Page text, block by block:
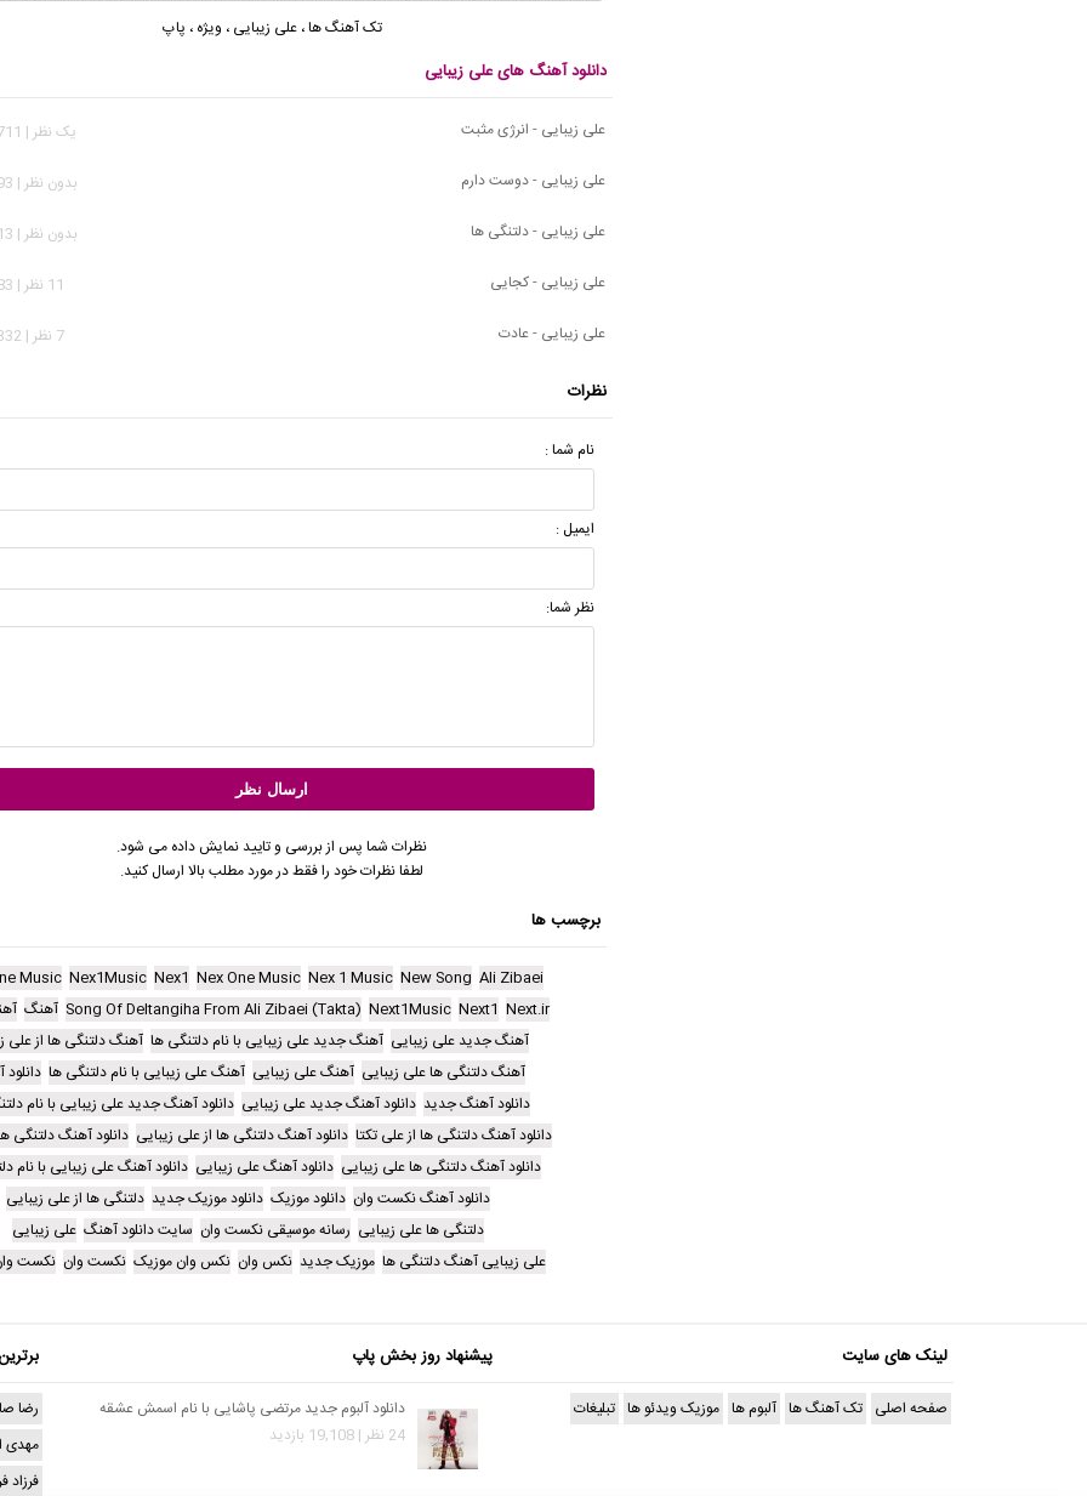
تک آهنگ ها،علی زیبایی ، ویژه ، پاپ
دانلود آهنگ های علی زیبایی
علی زیبایی - انرژی مثبت
يک نظر | 30,711 بازدید
علی زیبایی - دوست دارم
بدون نظر | 7,393 بازدید
علی زیبایی - دلتنگی ها
بدون نظر | 3,313 بازدید
علی زیبایی - کجایی
11 نظر | 8,883 بازدید
علی زیبایی - عادت
7 نظر | 14,332 بازدید
نظرات
نام شما :
ایمیل :
نظر شما:
نظرات شما پس از بررسی و تایید نمایش داده می شود.
لطفا نظرات خود را فقط در مورد مطلب بالا ارسال کنید.
برچسب ها
Ali Zibaei
New Song
Nex 1 Music
Nex One Music
Nex1
Nex1Music
Music
Next.ir
Next1
Next1Music
Song Of Deltangiha From Ali Zibaei (Takta) آهنگ
آهنگ جدید علی زیبایی آهنگ جدید علی زیبایی با نام دلتنگی ها آهنگ دلتنگی ها از علی
آهنگ دلتنگی ها علی زیبایی آهنگ علی زیبایی آهنگ علی زیبایی با نام دلتنگی ها
دانلود آهنگ جدید دانلود آهنگ جدید علی زیبایی دانلود آهنگ جدید علی زیبایی با نام
دانلود آهنگ دلتنگی ها از علی تکتا دانلود آهنگ دلتنگی ها از علی زیبایی دانلود آهنگ دلتنگی
دانلود آهنگ دلتنگی ها علی زیبایی دانلود آهنگ علی زیبایی دانلود آهنگ علی زیبایی با نام
دانلود آهنگ نکست وان دانلود موزیک دانلود موزیک جدید دلتنگی ها از علی زیبایی
دلتنگی ها علی زیبایی رسانه موسیقی نکست وان سایت دانلود آهنگ علی زیبایی
علی زیبایی آهنگ دلتنگی ها موزیک جدید نکس وان نکس وان موزیک نکست وان نکست
لینک های سایت
صفحه اصلی تک آهنگ ها آلبوم ها موزیک ویدئو ها تبلیغات
پیشنهاد روز بخش پاپ
دانلود آلبوم جدید مرتضی پاشایی با نام اسمش عشقه
24 نظر | 19,108 بازدید
رضا
مهدی
فرزاد